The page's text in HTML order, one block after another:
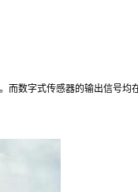
而数字式传感器的输出信号均